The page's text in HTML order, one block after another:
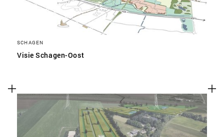
SCHAGEN
Visie Schagen-Oost